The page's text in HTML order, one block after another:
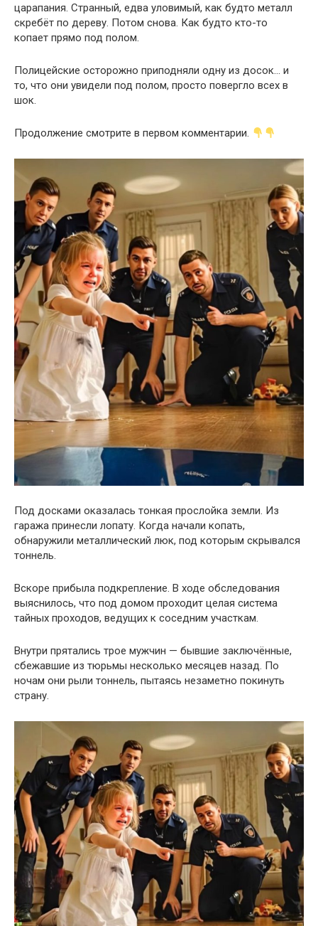
царапания. Странный, едва уловимый, как будто металл
скребёт по дереву. Потом снова. Как будто кто-то
копает прямо под полом.
Полицейские осторожно приподняли одну из досок… и
то, что они увидели под полом, просто повергло всех в
шок.
Продолжение смотрите в первом комментарии.
Под досками оказалась тонкая прослойка земли. Из
гаража принесли лопату. Когда начали копать,
обнаружили металлический люк, под которым скрывался
тоннель.
Вскоре прибыла подкрепление. В ходе обследования
выяснилось, что под домом проходит целая система
тайных проходов, ведущих к соседним участкам.
Внутри прятались трое мужчин — бывшие заключённые,
сбежавшие из тюрьмы несколько месяцев назад. По
ночам они рыли тоннель, пытаясь незаметно покинуть
страну.